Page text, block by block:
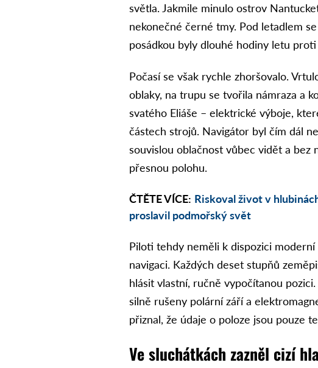
světla. Jakmile minulo ostrov
nekonečné černé tmy. Pod letadlem
posádkou byly dlouhé hodiny letu proti
Počasí se však rychle zhoršovalo.
oblaky, na trupu se tvořila námraza a
svatého Eliáše – elektrické výboje,
částech strojů. Navigátor byl čím dál
souvislou oblačnost vůbec vidět a
přesnou polohu.
ČTĚTE VÍCE: Riskoval život v
proslavil podmořský svět
Piloti tehdy neměli k dispozici
navigaci. Každých deset stupňů
hlásit vlastní, ručně vypočítanou
silně rušeny polární září a
přiznal, že údaje o poloze jsou pouze
Ve sluchátkách zazněl cizí